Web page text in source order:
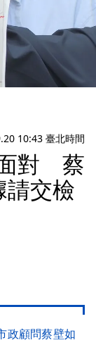
10:43 臺北時間
對 蔡
請交檢
政顧問蔡壁如